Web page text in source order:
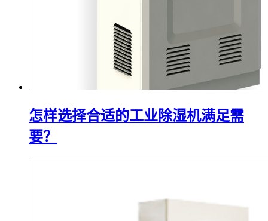
怎样选择合适的工业除湿机满足需
要？